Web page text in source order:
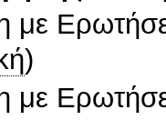
με
)
με